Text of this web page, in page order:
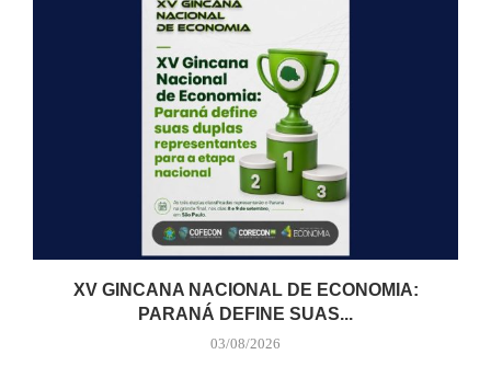
XV GINCANA NACIONAL DE ECONOMIA:
PARANÁ DEFINE SUAS...
03/08/2026